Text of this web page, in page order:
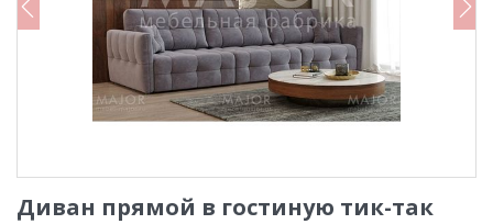
Диван прямой в гостиную тик-так